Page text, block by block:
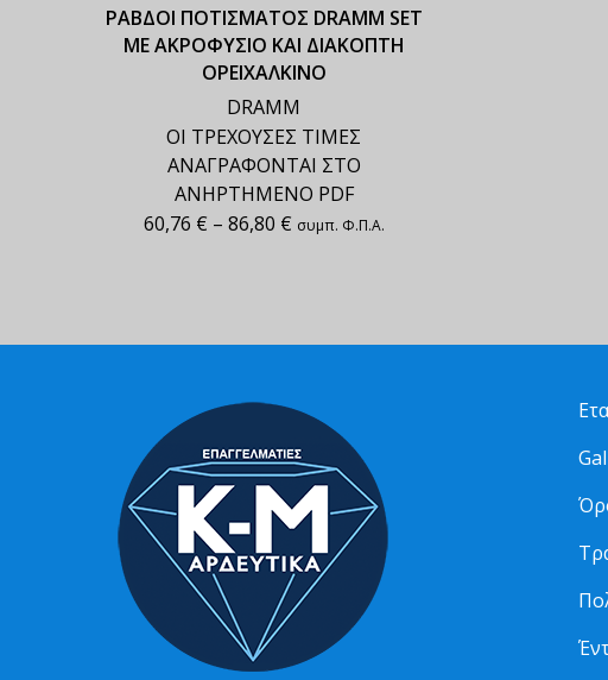
ΡΑΒΔΟΙ ΠΟΤΙΣΜΑΤΟΣ DRAMM SET
ME ΑΚΡΟΦΥΣΙΟ ΚΑΙ ΔΙΑΚΟΠΤΗ
ΟΡΕΙΧΑΛΚΙΝΟ
DRAMM
ΟΙ ΤΡΕΧΟΥΣΕΣ ΤΙΜΕΣ
ΑΝΑΓΡΑΦΟΝΤΑΙ ΣΤΟ
ΑΝΗΡΤΗΜΕΝΟ PDF
60,76 € – 86,80 € συμπ. Φ.Π.Α.